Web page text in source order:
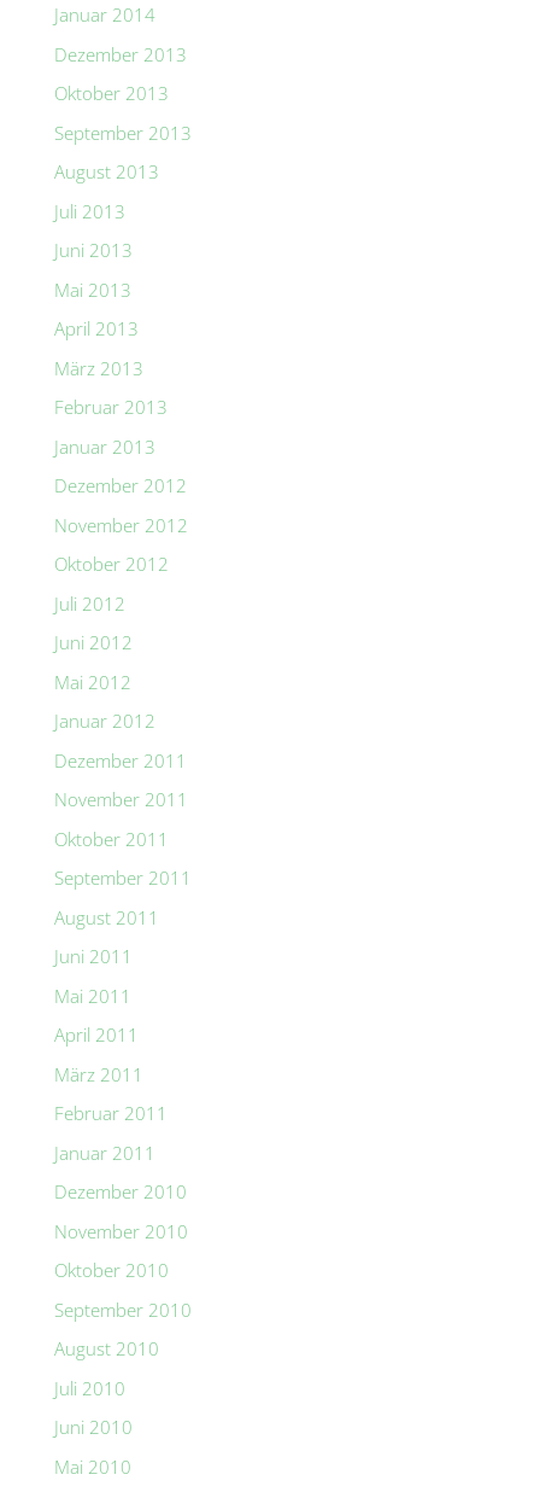
Januar 2014
Dezember 2013
Oktober 2013
September 2013
August 2013
Juli 2013
Juni 2013
Mai 2013
April 2013
März 2013
Februar 2013
Januar 2013
Dezember 2012
November 2012
Oktober 2012
Juli 2012
Juni 2012
Mai 2012
Januar 2012
Dezember 2011
November 2011
Oktober 2011
September 2011
August 2011
Juni 2011
Mai 2011
April 2011
März 2011
Februar 2011
Januar 2011
Dezember 2010
November 2010
Oktober 2010
September 2010
August 2010
Juli 2010
Juni 2010
Mai 2010